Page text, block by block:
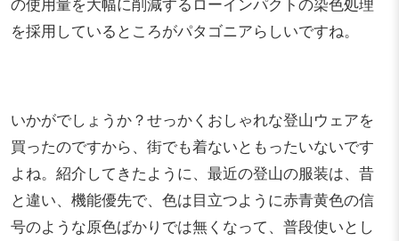
を採用しているところがパタゴニアらしいですね。
いかがでしょうか？せっかくおしゃれな登山ウェアを
買ったのですから、街でも着ないともったいないです
よね。紹介してきたように、最近の登山の服装は、昔
と違い、機能優先で、色は目立つように赤青黄色の信
号のような原色ばかりでは無くなって、普段使いとし